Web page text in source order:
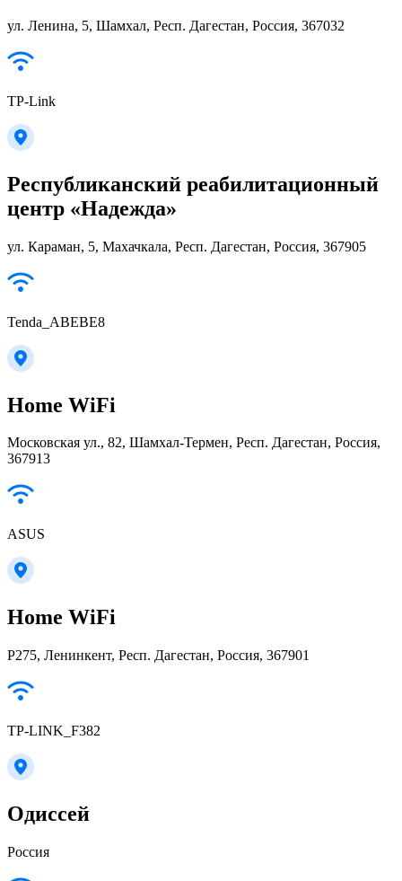
ул. Ленина, 5, Шамхал, Респ. Дагестан, Россия, 367032
TP-Link
Республиканский реабилитационный
центр «Надежда»
ул. Караман, 5, Махачкала, Респ. Дагестан, Россия, 367905
Tenda_ABEBE8
Home WiFi
Московская ул., 82, Шамхал-Термен, Респ. Дагестан, Россия,
367913
ASUS
Home WiFi
Р275, Ленинкент, Респ. Дагестан, Россия, 367901
TP-LINK_F382
Одиссей
Россия